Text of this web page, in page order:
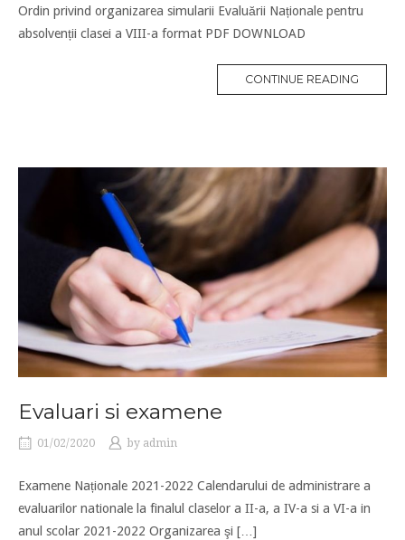
Ordin privind organizarea simularii Evaluării Naționale pentru
absolvenții clasei a VIII-a format PDF DOWNLOAD
CONTINUE READING
Evaluari si examene
01/02/2020 by admin
Examene Naționale 2021-2022 Calendarului de administrare a
evaluarilor nationale la finalul claselor a II-a, a IV-a si a VI-a in
anul scolar 2021-2022 Organizarea şi […]